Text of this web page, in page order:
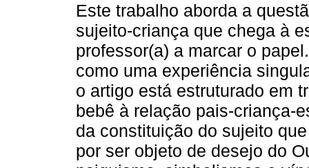
Este trabalho aborda a
sujeito-criança que chega à
professor(a) a marcar o
como uma experiência
o artigo está estruturado em
bebê à relação pais-criança-
da constituição do sujeito
por ser objeto de desejo do